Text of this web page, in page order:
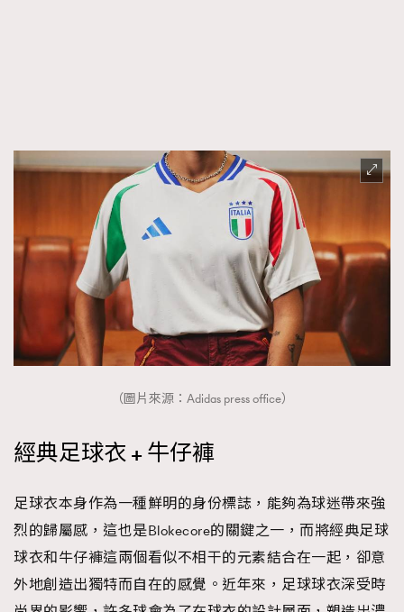
（圖片來源：Adidas press office）
經典足球衣 + 牛仔褲
足球衣本身作為一種鮮明的身份標誌，能夠為球迷帶來強
烈的歸屬感，這也是Blokecore的關鍵之一，而將經典足球
球衣和牛仔褲這兩個看似不相干的元素結合在一起，卻意
外地創造出獨特而自在的感覺。近年來，足球球衣深受時